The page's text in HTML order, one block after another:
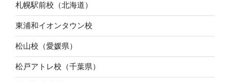
札幌駅前校（北海道）
東浦和イオンタウン校
松山校（愛媛県）
松戸アトレ校（千葉県）